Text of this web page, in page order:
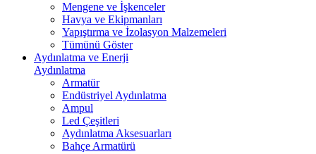
Mengene ve İşkenceler
Havya ve Ekipmanları
Yapıştırma ve İzolasyon Malzemeleri
Tümünü Göster
Aydınlatma ve Enerji
Aydınlatma
Armatür
Endüstriyel Aydınlatma
Ampul
Led Çeşitleri
Aydınlatma Aksesuarları
Bahçe Armatürü